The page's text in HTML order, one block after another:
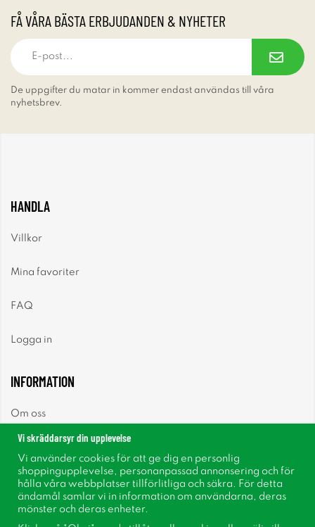
FÅ VÅRA BÄSTA ERBJUDANDEN & NYHETER
De uppgifter du matar in kommer endast användas till våra
nyhetsbrev.
HANDLA
Villkor
Mina favoriter
FAQ
Logga in
INFORMATION
Om oss
Nyhetsbrev
Om cookies
Vi skräddarsyr din upplevelse
Vi använder cookies för att ge dig en personlig
shoppingupplevelse, personanpassad annonsering och för
hålla våra webbplatser tillförlitliga och säkra. För detta
ändamål samlar vi in information om användarna, deras
mönster och deras enheter.